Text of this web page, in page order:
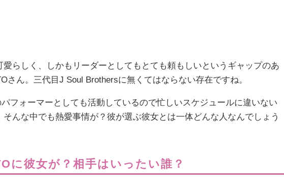
愛らしく、しかもリーダーとしてもとても頼もしいというギャップのあ
さん。三代目J Soul Brothersに無くてはならない存在ですね。
パフォーマーとしても活動しているので忙しいスケジュールに違いない
そんな中でも熱愛事情が？彼が選ぶ彼女とは一体どんな人なんでしょう
に彼女が？相手はいったい誰？